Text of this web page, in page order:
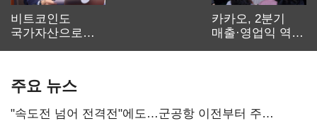
비트코인도
국가자산으로…'
카카오, 2분기
매출·영업익 역대
주요 뉴스
"속도전 넘어 전격전"에도…군공항 이전부터 주